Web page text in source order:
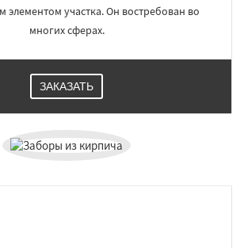
элементом участка. Он востребован во
многих сферах.
ЗАКАЗАТЬ